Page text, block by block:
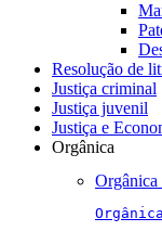
Resolução de
Justiça criminal
Justiça juvenil
Justiça e
Orgânica